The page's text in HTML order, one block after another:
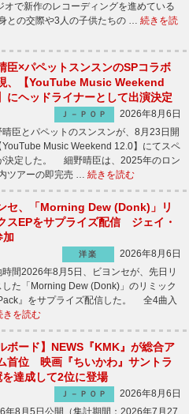
で新作のレコーディングを進めている
との交際や3人の子供たちの … 続きを読
臣×パペットスンスンのSPコラボ
、【YouTube Music Weekend
にヘッドライナーとして出演決定
Ｊ－ＰＯＰ
2026年8月6日
臣とパペットのスンスンが、8月23日開
YouTube Music Weekend 12.0】にてスペ
決定した。 細野晴臣は、2025年のロン
ツアーの即完売 … 続きを読む
セ、「Morning Dew (Donk)」リ
スEPをサプライズ配信 ジェイ・
加
洋楽
2026年8月6日
間2026年8月5日、ビヨンセが、先日リ
した「Morning Dew (Donk)」のリミック
』をサプライズ配信した。 全4曲入
きを読む
ボード】NEWS『KMK』が総合ア
首位 映画『ちいかわ』サントラ
達成して2位に登場
Ｊ－ＰＯＰ
2026年8月6日
8月5日公開（集計期間：2026年7月27